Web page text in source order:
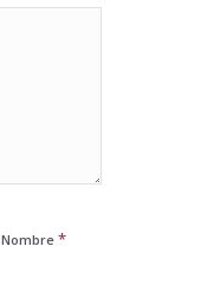
Nombre *